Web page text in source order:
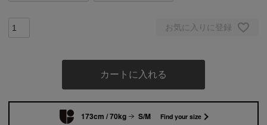
お気に入りに登録
カートに入れる
173cm / 70kg S/M Find your size